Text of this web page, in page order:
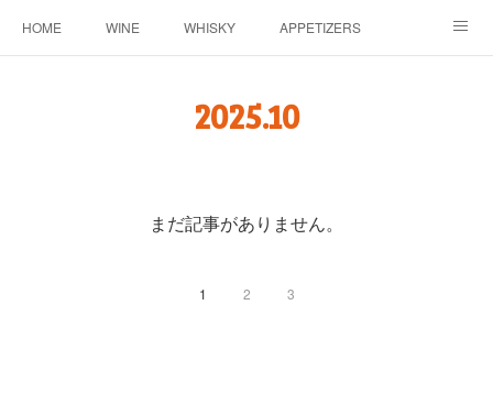
HOME WINE WHISKY APPETIZERS
2025.10
まだ記事がありません。
1 2 3